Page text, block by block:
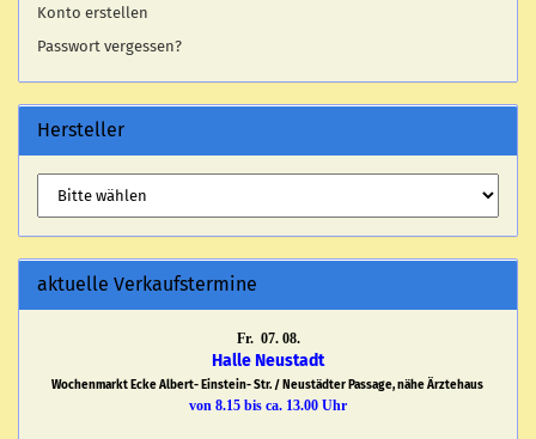
Konto erstellen
Passwort vergessen?
Hersteller
aktuelle Verkaufstermine
Fr. 07. 08.
Halle Neustadt
Wochenmarkt Ecke Albert- Einstein- Str. / Neustädter Passage, nähe Ärztehaus
von 8.15 bis ca. 13.00 Uhr